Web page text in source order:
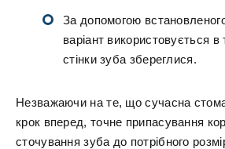
За допомогою
варіант використовується
стінки зуба збереглися.
Незважаючи на те, що сучасна
крок вперед, точне припасування
сточування зуба до потрібного